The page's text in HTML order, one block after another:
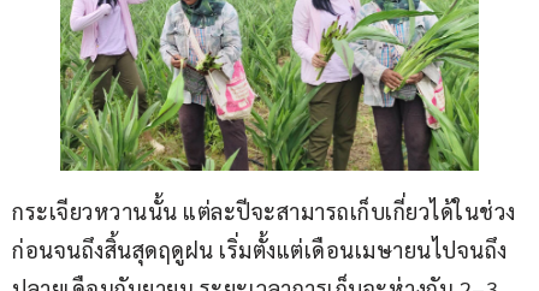
กระเจียวหวานนั้น แต่ละปีจะสามารถเก็บเกี่ยวได้ในช่วง
ก่อนจนถึงสิ้นสุดฤดูฝน เริ่มตั้งแต่เดือนเมษายนไปจนถึง